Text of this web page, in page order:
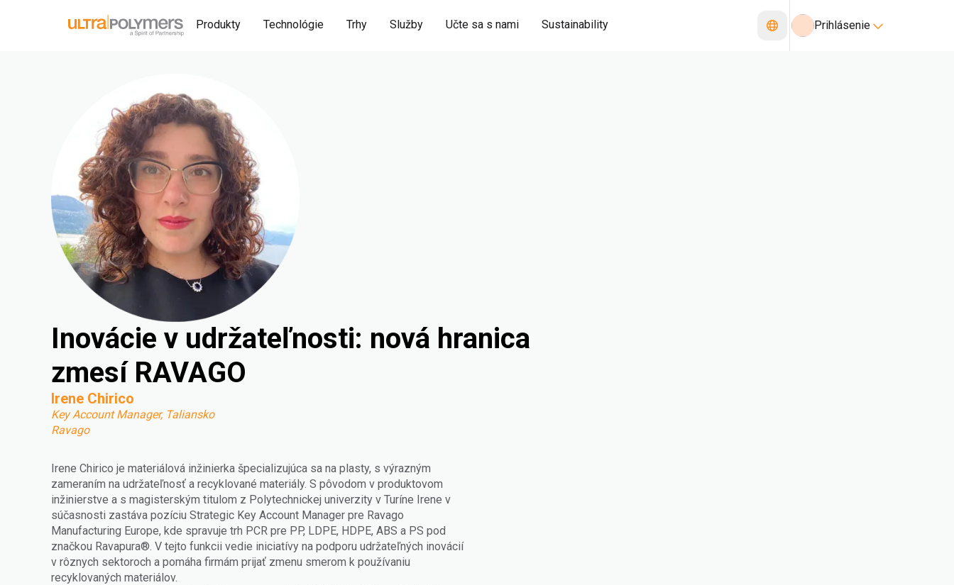
Produkty Technológie Trhy Služby Učte sa s nami Sustainability Prihlásenie
Inovácie v udržateľnosti: nová hranica
zmesí RAVAGO
Irene Chirico
Key Account Manager, Taliansko
Ravago
Irene Chirico je materiálová inžinierka špecializujúca sa na plasty, s výrazným
zameraním na udržateľnosť a recyklované materiály. S pôvodom v produktovom
inžinierstve a s magisterským titulom z Polytechnickej univerzity v Turíne Irene v
súčasnosti zastáva pozíciu Strategic Key Account Manager pre Ravago
Manufacturing Europe, kde spravuje trh PCR pre PP, LDPE, HDPE, ABS a PS pod
značkou Ravapura®. V tejto funkcii vedie iniciatívy na podporu udržateľných inovácií
v rôznych sektoroch a pomáha firmám prijať zmenu smerom k používaniu
recyklovaných materiálov.